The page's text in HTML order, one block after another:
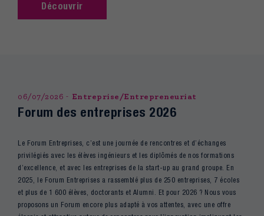
Découvrir
06/07/2026 Entreprise/Entrepreneuriat
Forum des entreprises 2026
Le Forum Entreprises, c’est une journée de rencontres et d’échanges
privilégiés avec les élèves ingénieurs et les diplômés de nos formations
d’excellence, et avec les entreprises de la start-up au grand groupe. En
2025, le Forum Entreprises a rassemblé plus de 250 entreprises, 7 écoles
et plus de 1 600 élèves, doctorants et Alumni. Et pour 2026 ? Nous vous
proposons un Forum encore plus adapté à vos attentes, avec une offre